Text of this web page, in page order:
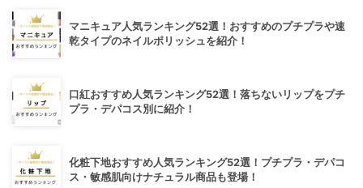
マニキュア人気ランキング52選！おすすめのプチプラや速
乾タイプのネイルポリッシュを紹介！
口紅おすすめ人気ランキング52選！落ちないリップをプチ
プラ・デパコス別に紹介！
化粧下地おすすめ人気ランキング52選！プチプラ・デパコ
ス・敏感肌向けナチュラル商品も登場！